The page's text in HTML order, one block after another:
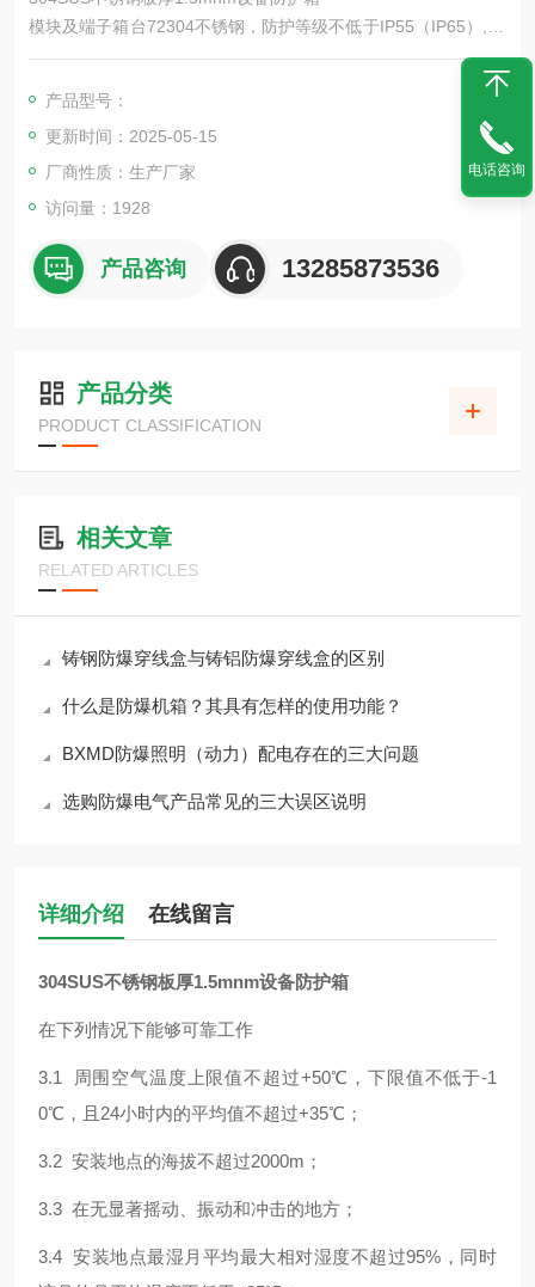
模块及端子箱台72304不锈钢，防护等级不低于IP55（IP65）,54
0*916*150,定制
设备防护箱台88304不锈钢，防护等级不低于IP55（IP65）,540*
808*150，定制
产品型号：
更新时间：2025-05-15
厂商性质：生产厂家
访问量：1928
产品咨询 13285873536
产品分类
PRODUCT CLASSIFICATION
相关文章
RELATED ARTICLES
铸钢防爆穿线盒与铸铝防爆穿线盒的区别
什么是防爆机箱？其具有怎样的使用功能？
BXMD防爆照明（动力）配电存在的三大问题
选购防爆电气产品常见的三大误区说明
详细介绍 在线留言
304SUS不锈钢板厚1.5mnm设备防护箱
在下列情况下能够可靠工作
3.1 周围空气温度上限值不超过+50℃，下限值不低于-1
0℃，且24小时内的平均值不超过+35℃；
3.2 安装地点的海拔不超过2000m；
3.3 在无显著摇动、振动和冲击的地方；
3.4 安装地点最湿月平均最大相对湿度不超过95%，同时
电话咨询